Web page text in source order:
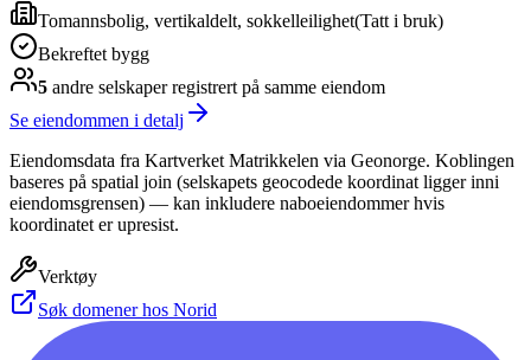
Tomannsbolig, vertikaldelt, sokkelleilighet(Tatt i bruk)
Bekreftet bygg
5 andre selskaperregistrert på samme eiendom
Se eiendommen i detalj
Eiendomsdata fra Kartverket Matrikkelen via Geonorge. Koblingen
baseres på spatial join (selskapets geocodede koordinat ligger inni
eiendomsgrensen) — kan inkludere naboeiendommer hvis
koordinatet er upresist.
Verktøy
Søk domener hos Norid